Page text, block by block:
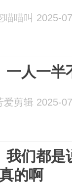
喵喵叫 2025-
一人一半
爱剪辑 2025-
我们都是
的啊